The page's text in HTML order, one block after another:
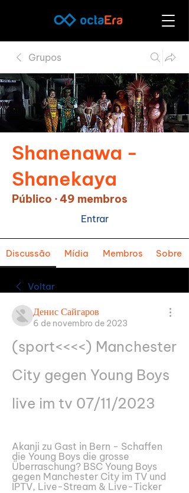
Grupos
Shanenawa -
Shanekaya
Público ·49 membros
Entrar
Discussão Mídia Membros Sobre
Voltar
Денис Сайгаров
6 de novembro de 2023
(sport<<<<) Manchester
City gegen Young Boys
live im tv 07/11/2023
Akanji zu Gast in Bern - Schaffen
die Young Boys die grosse
Überraschung? BSC Young Boys
gegen Manchester City im TV und
IPTV, Live-Stream & Live-Ticker